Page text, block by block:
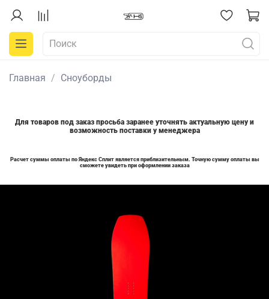
Главная Сноуборды
Для товаров под заказ просьба заранее уточнять актуальную цену и
возможность поставки у менеджера
Расчет суммы оплаты по Яндекс Сплит является приблизительным. Точную сумму оплаты вы
сможете увидеть при оформлении заказа